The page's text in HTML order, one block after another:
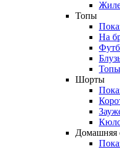
Топы
На
Топы
Шорты
Домашняя